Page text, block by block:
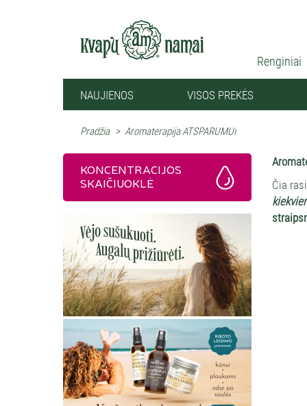
Renginiai
NAUJIENOS VISOS PREKĖS
Pradžia > Aromaterapija ATSPARUMUI
Čia
KONCENTRACIJOS
SKAIČIUOKLĖ